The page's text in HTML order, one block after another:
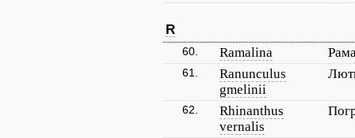
R
60. Ramalina
61.
Ranunculus
gmelinii
62.
Rhinanthus
vernalis